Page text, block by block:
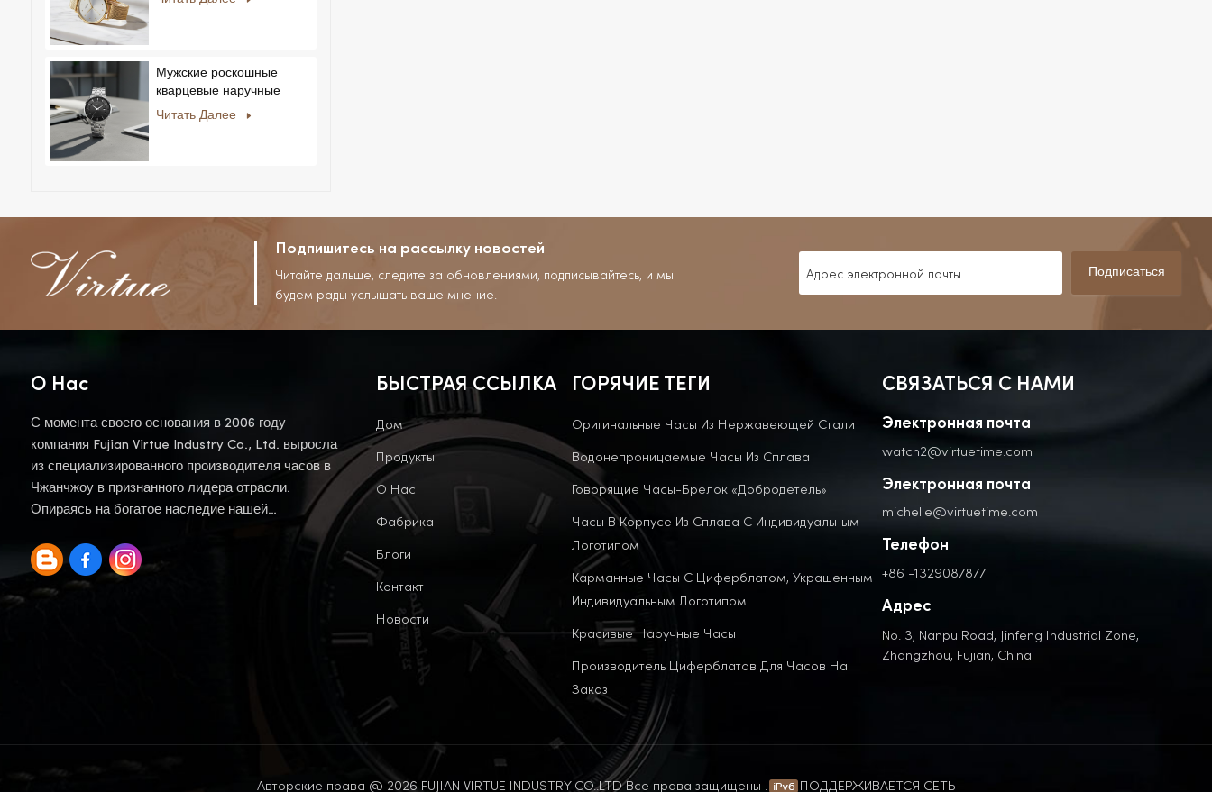
стразами, новый
специальный циферблат.
Мужские роскошные
кварцевые наручные
часы с ремешком из
Читать Далее
Подпишитесь на рассылку новостей
Читайте дальше, следите за обновлениями, подписывайтесь, и мы
будем рады услышать ваше мнение.
Подписаться
О Нас
С момента своего основания в 2006 году
компания Fujian Virtue Industry Co., Ltd. выросла
из специализированного производителя часов в
Чжанчжоу в признанного лидера отрасли.
Опираясь на богатое наследие нашей
традицию.
БЫСТРАЯ ССЫЛКА
Дом
Продукты
О Нас
Фабрика
Блоги
Контакт
Новости
ГОРЯЧИЕ ТЕГИ
Оригинальные Часы Из Нержавеющей Стали
Водонепроницаемые Часы Из Сплава
Говорящие Часы-Брелок «Добродетель»
Часы В Корпусе Из Сплава С Индивидуальным
Логотипом
Карманные Часы С Циферблатом, Украшенным
Индивидуальным Логотипом.
Красивые Наручные Часы
Производитель Циферблатов Для Часов На
Заказ
СВЯЗАТЬСЯ С НАМИ
Электронная почта
watch2@virtuetime.com
Электронная почта
michelle@virtuetime.com
Телефон
+86 -1329087877
Адрес
No. 3, Nanpu Road, Jinfeng Industrial Zone,
Zhangzhou, Fujian, China
Авторские права @ 2026 FUJIAN VIRTUE INDUSTRY CO..LTD Все права защищены . ПОДДЕРЖИВАЕТСЯ СЕТЬ